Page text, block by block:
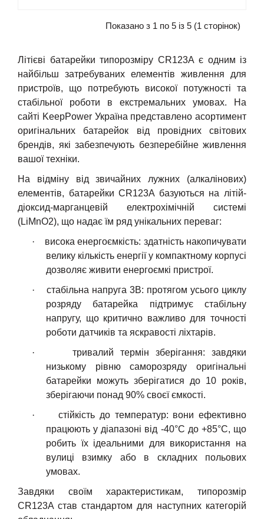
Показано з 1 по 5 із 5 (1 сторінок)
Літієві батарейки типорозміру CR123A є одним із
найбільш затребуваних елементів живлення для
пристроїв, що потребують високої потужності та
стабільної роботи в екстремальних умовах. На
сайті KeepPower Україна представлено асортимент
оригінальних батарейок від провідних світових
брендів, які забезпечують безперебійне живлення
вашої техніки.
На відміну від звичайних лужних (алкалінових)
елементів, батарейки CR123A базуються на літій-
діоксид-марганцевій електрохімічній системі
(LiMnO2), що надає їм ряд унікальних переваг:
·
висока енергоємкість: здатність накопичувати
велику кількість енергії у компактному корпусі
дозволяє живити енергоємкі пристрої.
·
стабільна напруга 3В: протягом усього циклу
розряду батарейка підтримує стабільну
напругу, що критично важливо для точності
роботи датчиків та яскравості ліхтарів.
·
тривалий термін зберігання:завдяки
низькому рівню саморозряду оригінальні
батарейки можуть зберігатися до 10 років,
зберігаючи понад 90% своєї ємкості.
·
стійкість до температур: вони ефективно
працюють у діапазоні від -40°C до +85°C, що
робить їх ідеальними для використання на
вулиці взимку або в складних польових
умовах.
Завдяки своїм характеристикам, типорозмір
CR123A став стандартом для наступних категорій